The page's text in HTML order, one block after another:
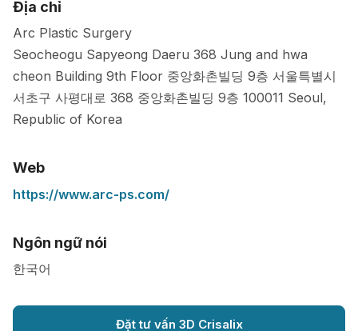
Địa chỉ
Arc Plastic Surgery
Seocheogu Sapyeong Daeru 368 Jung and hwa
cheon Building 9th Floor 중앙화촌빌딩 9층 서울특별시
서초구 사평대로 368 중앙화촌빌딩 9층 100011 Seoul,
Republic of Korea
Web
https://www.arc-ps.com/
Ngôn ngữ nói
한국어
Đặt tư vấn 3D Crisalix